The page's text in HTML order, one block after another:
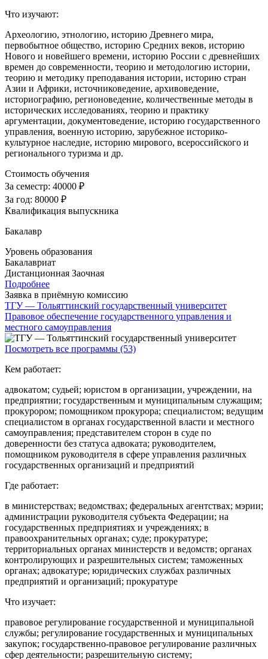
Что изучают:
Археологию, этнологию, историю Древнего мира,
первобытное общество, историю Средних веков, историю
Нового и новейшего времени, историю России с древнейших
времен до современности, теорию и методологию истории,
теорию и методику преподавания истории, историю стран
Азии и Африки, источниковедение, архивоведение,
историографию, регионоведение, количественные методы в
исторических исследованиях, теорию и практику
аргументации, документоведение, историю государственного
управления, военную историю, зарубежное историко-
культурное наследие, историю мирового, всероссийского и
регионального туризма и др.
Стоимость обучения
За семестр: 40000 ₽
За год: 80000 ₽
Квалификация выпускника
Бакалавр
Уровень образования
Бакалавриат
Дистанционная Заочная
Подробнее
Заявка в приёмную комиссию
ТГУ — Тольяттинский государственный университет
Правовое обеспечение государственного управления и
местного самоуправления
Посмотреть все программы (53)
Кем работает:
адвокатом; судьей; юристом в организации, учреждении, на
предприятии; государственным и муниципальным служащим;
прокурором; помощником прокурора; специалистом; ведущим
специалистом в органах государственной власти и местного
самоуправления; представителем сторон в суде по
доверенности без статуса адвоката; руководителем,
помощником руководителя в сфере управления различных
государственных организаций и предприятий
Где работает:
в министерствах; ведомствах; федеральных агентствах; мэрии;
администрации руководителя субъекта Федерации; на
государственных предприятиях и учреждениях; в
правоохранительных органах; суде; прокуратуре;
территориальных органах министерств и ведомств; органах
контролирующих и разрешительных систем; таможенных
органах; адвокатуре; юридических службах различных
предприятий и организаций; прокуратуре
Что изучает:
правовое регулирование государственной и муниципальной
службы; регулирование государственных и муниципальных
закупок; государственно-правовое регулирование различных
сфер деятельности; разрешительную систему;